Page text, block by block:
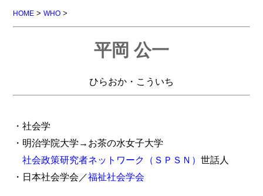
HOME >WHO >
平岡 公一
ひらおか・こういち
・社会学
・明治学院大学→お茶の水女子大学
社会政策研究者ネットワーク（ＳＰＳＮ）世話人
・日本社会学会／福祉社会学会